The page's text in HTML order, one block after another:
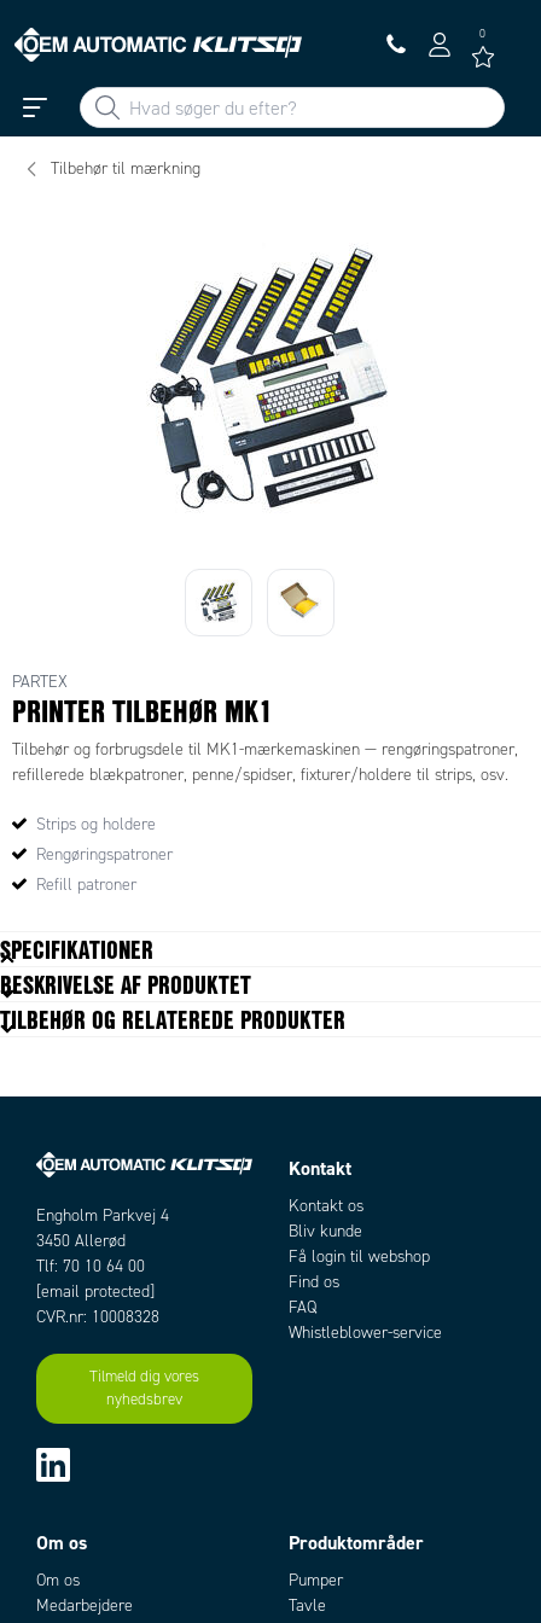
0
Tilbehør til mærkning
PARTEX
PRINTER TILBEHØR MK1
Tilbehør og forbrugsdele til MK1-mærkemaskinen — rengøringspatroner,
refillerede blækpatroner, penne/spidser, fixturer/holdere til strips, osv.
Strips og holdere
Rengøringspatroner
Refill patroner
SPECIFIKATIONER
BESKRIVELSE AF PRODUKTET
TILBEHØR OG RELATEREDE PRODUKTER
Artikler
Add to existing cart row
Engholm Parkvej 4
3450 Allerød
Tlf: 70 10 64 00
[email protected]
CVR.nr: 10008328
Tilmeld dig vores
nyhedsbrev
Kontakt
Kontakt os
Bliv kunde
Få login til webshop
Find os
FAQ
Whistleblower-service
Om os
Om os
Medarbejdere
Produktområder
Pumper
Tavle